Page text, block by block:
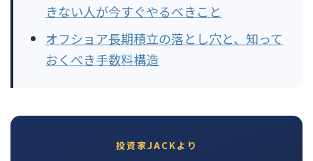
きない人が今すぐやるべきこと
オフショア長期積立の落とし穴と、知って
おくべき手数料構造
投資家JACKより